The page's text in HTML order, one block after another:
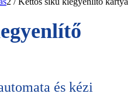
és kézi